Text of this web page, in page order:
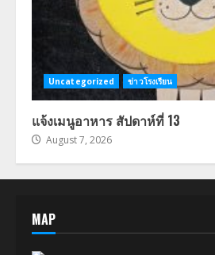
Uncategorized ข่าวโรงเรียน
แจ้งเมนูอาหาร สัปดาห์ที่ 13
August 7, 2026
MAP